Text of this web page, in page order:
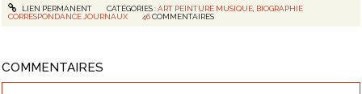
LIEN PERMANENT CATÉGORIES :ART PEINTURE MUSIQUE, BIOGRAPHIE
CORRESPONDANCE JOURNAUX
46 COMMENTAIRES
COMMENTAIRES